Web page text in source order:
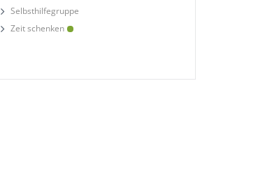
Selbsthilfegruppe
Zeit schenken